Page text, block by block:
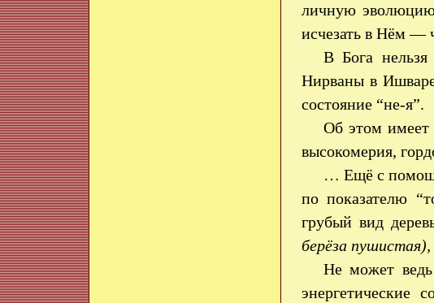
личную
исчезать в Нём —
В Бога
Нирваны в Ишваре
состояние “не-я”.
Об этом имеет
высокомерия,
… Ещё с
по показателю
грубый вид
берёза пушистая),
Не может